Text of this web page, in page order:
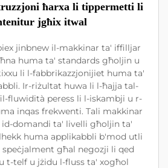
ħarxa li tippermetti li
jgħix itwal
jinbnew il-makkinar ta' iffilljar
huma ta' standards għoljin u
li l-fabbrikazzjonijiet huma ta'
Ir-riżultat huwa li l-ħajja tal-
fluwidità peress li l-iskambji u r-
inqas frekwenti. Tali makkinar
domandi ta' livelli għoljin ta'
huma applikabbli b'mod utli
għal negozji li qed
t-telf u jżidu l-fluss ta' xogħol